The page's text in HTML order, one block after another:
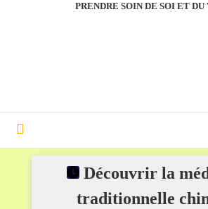
PRENDRE SOIN DE SOI ET DU
Découvrir la
traditionnelle